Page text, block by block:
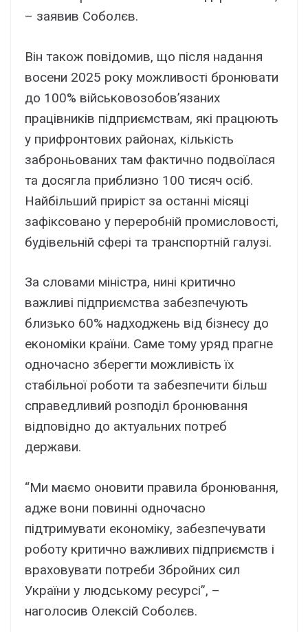
– заявив Соболєв.
Він також повідомив, що після надання
восени 2025 року можливості бронювати
до 100% військовозобов’язаних
працівників підприємствам, які працюють
у прифронтових районах, кількість
заброньованих там фактично подвоїлася
та досягла приблизно 100 тисяч осіб.
Найбільший приріст за останні місяці
зафіксовано у переробній промисловості,
будівельній сфері та транспортній галузі.
За словами міністра, нині критично
важливі підприємства забезпечують
близько 60% надходжень від бізнесу до
економіки країни. Саме тому уряд прагне
одночасно зберегти можливість їх
стабільної роботи та забезпечити більш
справедливий розподіл бронювання
відповідно до актуальних потреб
держави.
“Ми маємо оновити правила бронювання,
адже вони повинні одночасно
підтримувати економіку, забезпечувати
роботу критично важливих підприємств і
враховувати потреби Збройних сил
України у людському ресурсі”, –
наголосив Олексій Соболєв.